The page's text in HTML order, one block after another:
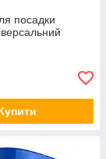
посадки